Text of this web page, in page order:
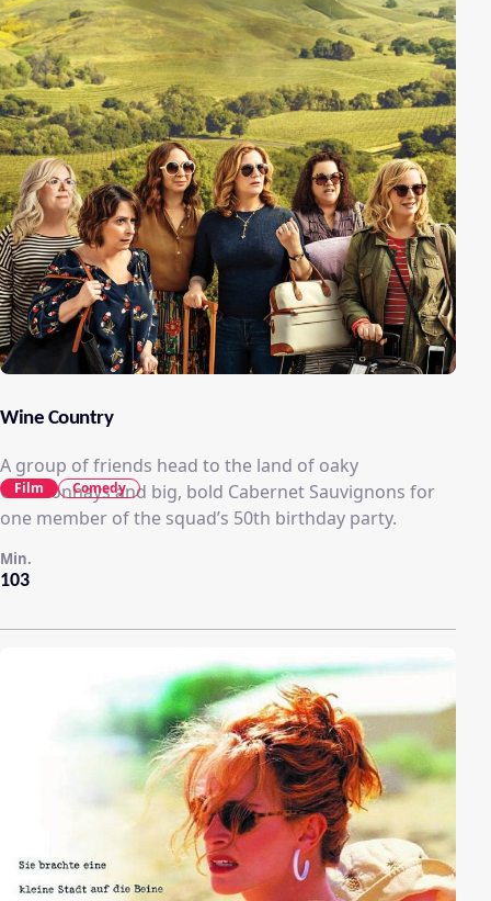
Wine Country
A group of friends head to the land of oaky
Chardonnays and big, bold Cabernet Sauvignons for
one member of the squad’s 50th birthday party.
103
Min.
Film Comedy